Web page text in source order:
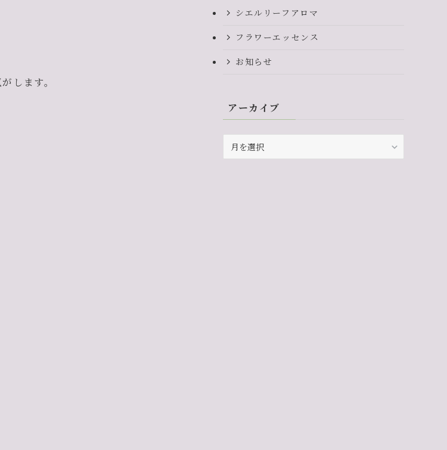
します。
シエルリーフアロマ
フラワーエッセンス
お知らせ
アーカイブ
ー